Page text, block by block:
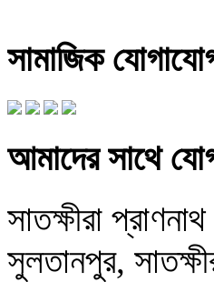
সামাজিক
আমাদের সাথে
সাতক্ষীরা
সুলতানপুর,